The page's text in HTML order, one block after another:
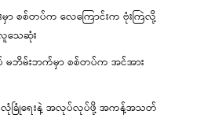
းမှာ စစ်တပ်က လေကြောင်းက ဗုံးကြဲလို့
သေဆုံး
ပ် မဘိမ်းဘက်မှာ စစ်တပ်က အင်အား
လုံခြုံရေးနဲ့ အလုပ်လုပ်ဖို့ အကန့်အသတ်